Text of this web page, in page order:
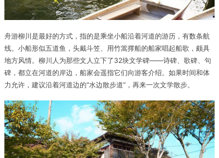
舟游柳川是最好的方式，指的是乘坐小船沿着河道的游历，有数条航
线。小船形似五道鱼，头戴斗笠、用竹篙撑船的船家唱起船歌，颇具
地方风情。柳川人为那些文人立下了32块文学碑——诗碑、歌碑、句
碑，都立在河道的岸边，船家会遥指它们向游客介绍。如果时间和体
力允许，建议沿着河道边的“水边散步道”，再来一次文学散步。